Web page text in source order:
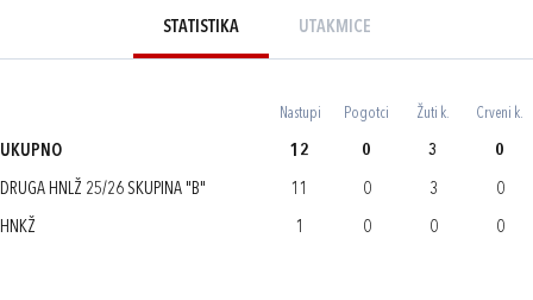
STATISTIKA UTAKMICE
Nastupi Pogotci Žuti k. Crveni k.
UKUPNO 12 0 3 0
DRUGA HNLŽ 25/26 SKUPINA "B" 11 0 3 0
HNKŽ 1 0 0 0